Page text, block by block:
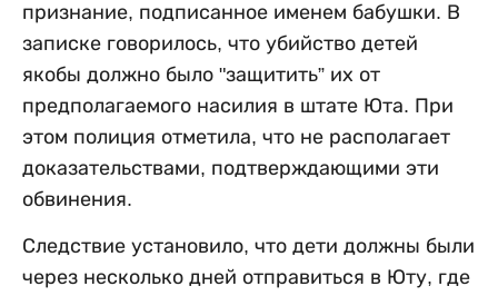
признание, подписанное именем бабушки. В
записке говорилось, что убийство детей
якобы должно было "защитить” их от
предполагаемого насилия в штате Юта. При
этом полиция отметила, что не располагает
доказательствами, подтверждающими эти
обвинения.
Следствие установило, что дети должны были
через несколько дней отправиться в Юту, где